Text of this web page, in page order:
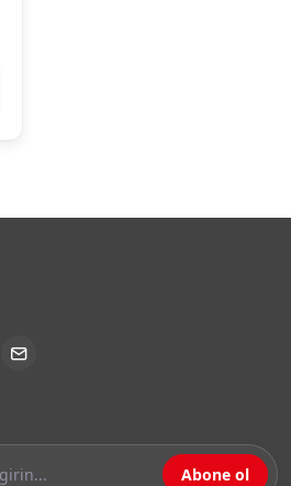
Abone ol